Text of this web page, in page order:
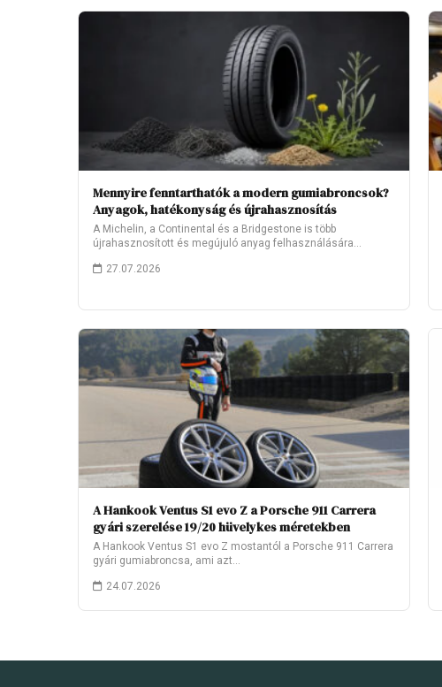
Mennyire fenntarthatók a modern gumiabroncsok?
Anyagok, hatékonyság és újrahasznosítás
A Michelin, a Continental és a Bridgestone is több
újrahasznosított és megújuló anyag felhasználására
27.07.2026
A Hankook Ventus S1 evo Z a Porsche 911 Carrera
gyári szerelése 19/20 hüvelykes méretekben
A Hankook Ventus S1 evo Z mostantól a Porsche 911 Carrera
gyári gumiabroncsa, ami azt…
24.07.2026